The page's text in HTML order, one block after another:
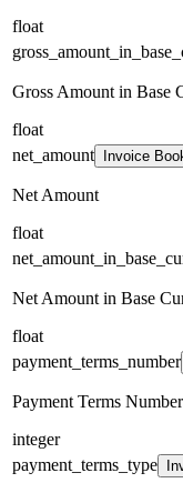
float
Gross Amount in Base
float
net_amount
Invoice
Net Amount
float
Net Amount in Base
float
payment_terms_number
Payment Terms Number
integer
payment_terms_type